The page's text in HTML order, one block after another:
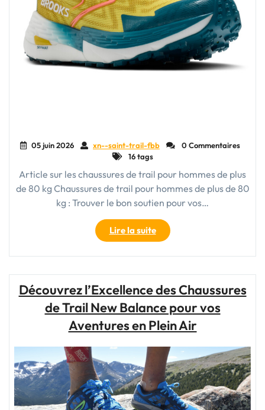
05 juin 2026 xn--saint-trail-fbb
0 Commentaires
16 tags
Article sur les chaussures de trail pour hommes de plus
de 80 kg Chaussures de trail pour hommes de plus de 80
kg : Trouver le bon soutien pour vos…
Lire la suite"Trouver
la
Bonne
Trail
pour
Homme
de
Plus
80
kg"
Découvrez l’Excellence des Chaussures
de Trail New Balance pour vos
Aventures en Plein Air